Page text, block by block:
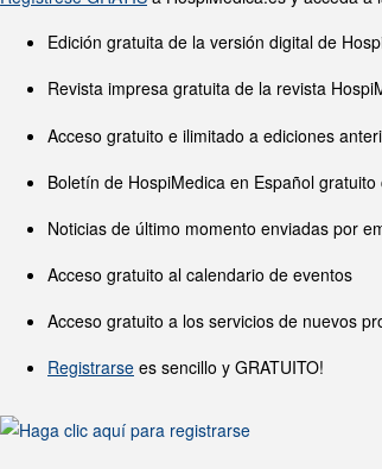
Edición gratuita de la versión digital de
Revista impresa gratuita de la revista
Acceso gratuito e ilimitado a ediciones
Boletín de HospiMedica en Español
Noticias de último momento enviadas por
Acceso gratuito al calendario de eventos
Acceso gratuito a los servicios de nuevos
Registrarse es sencillo y GRATUITO!